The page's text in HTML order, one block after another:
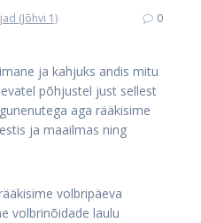
(Jõhvi 1)
0
ja kahjuks andis mitu
põhjustel just sellest
aga rääkisime
ja maailmas ning
volbripäeva
volbrinõidade laulu